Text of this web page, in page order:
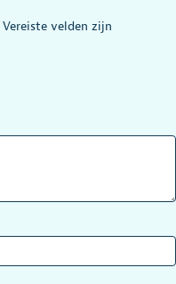
Vereiste velden zijn